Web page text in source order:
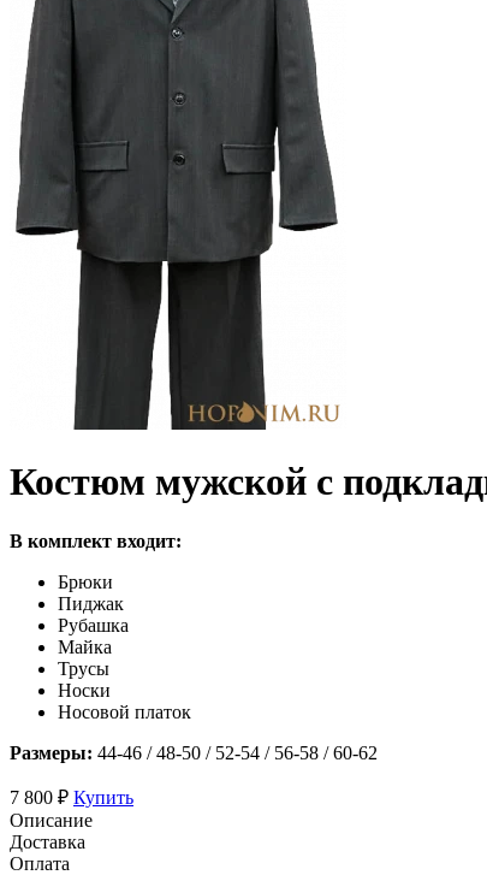
Костюм мужской с
В комплект входит:
Брюки
Пиджак
Рубашка
Майка
Трусы
Носки
Носовой платок
Размеры: 44-46 / 48-50 / 52-54 / 56-58 / 60-62
7 800 ₽ Купить
Описание
Доставка
Оплата